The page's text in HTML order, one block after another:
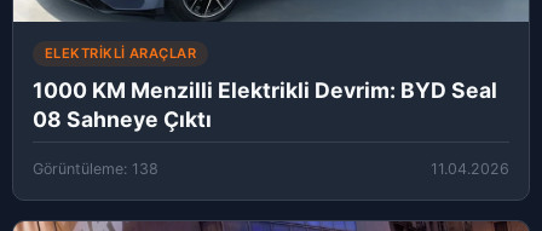
ELEKTRIKLI ARAÇLAR
1000 KM Menzilli Elektrikli Devrim: BYD Seal
08 Sahneye Çıktı
Görüntüleme: 138 11.04.2026